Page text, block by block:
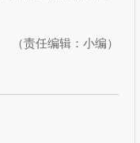
（责任编辑：小编）